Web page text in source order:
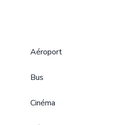
Aéroport
Bus
Cinéma